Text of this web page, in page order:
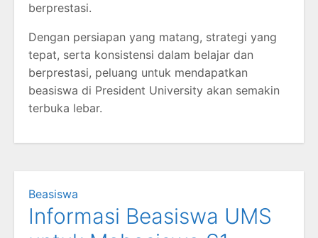
berprestasi.
Dengan persiapan yang matang, strategi yang
tepat, serta konsistensi dalam belajar dan
berprestasi, peluang untuk mendapatkan
beasiswa di President University akan semakin
terbuka lebar.
Beasiswa
Informasi Beasiswa UMS